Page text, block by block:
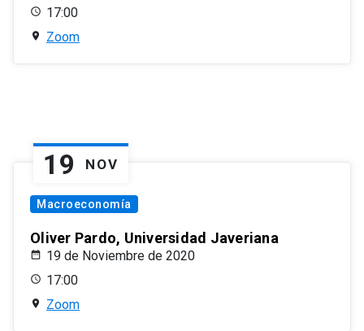
17:00
Zoom
19 NOV
Macroeconomía
Oliver Pardo, Universidad Javeriana
19 de Noviembre de 2020
17:00
Zoom